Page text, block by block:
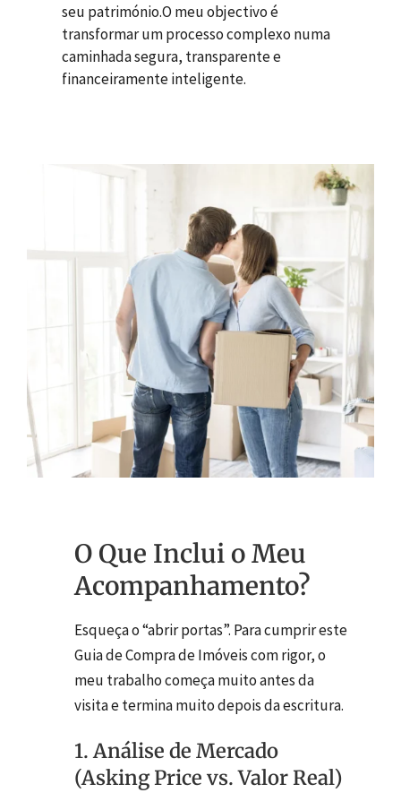
seu património.O meu objectivo é
transformar um processo complexo numa
caminhada segura, transparente e
financeiramente inteligente.
O Que Inclui o Meu
Acompanhamento?
Esqueça o “abrir portas”. Para cumprir este
Guia de Compra de Imóveis com rigor, o
meu trabalho começa muito antes da
visita e termina muito depois da escritura.
1. Análise de Mercado
(Asking Price vs. Valor Real)